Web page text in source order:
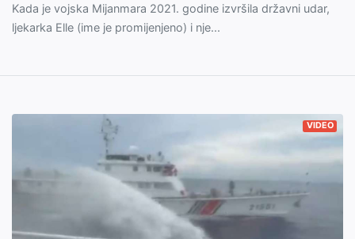
Kada je vojska Mijanmara 2021. godine izvršila državni udar,
ljekarka Elle (ime je promijenjeno) i nje...
VIDEO